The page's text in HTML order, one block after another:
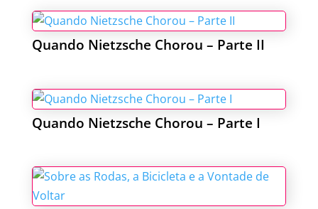
Quando Nietzsche Chorou – Parte II
Quando Nietzsche Chorou – Parte I